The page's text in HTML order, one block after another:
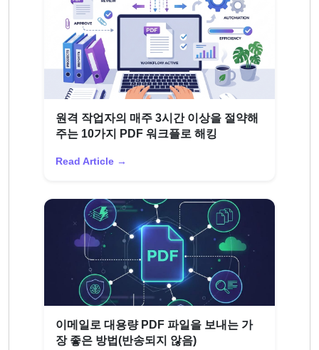
원격 작업자의 매주 3시간 이상을 절약해
주는 10가지 PDF 워크플로 해킹
Read Article →
이메일로 대용량 PDF 파일을 보내는 가
장 좋은 방법(반송되지 않음)